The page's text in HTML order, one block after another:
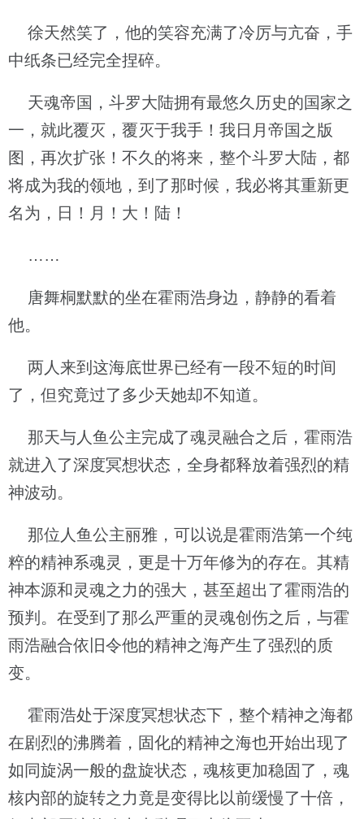
徐天然笑了，他的笑容充满了冷厉与亢奋，手
中纸条已经完全捏碎。
天魂帝国，斗罗大陆拥有最悠久历史的国家之
一，就此覆灭，覆灭于我手！我日月帝国之版
图，再次扩张！不久的将来，整个斗罗大陆，都
将成为我的领地，到了那时候，我必将其重新更
名为，日！月！大！陆！
……
唐舞桐默默的坐在霍雨浩身边，静静的看着
他。
两人来到这海底世界已经有一段不短的时间
了，但究竟过了多少天她却不知道。
那天与人鱼公主完成了魂灵融合之后，霍雨浩
就进入了深度冥想状态，全身都释放着强烈的精
神波动。
那位人鱼公主丽雅，可以说是霍雨浩第一个纯
粹的精神系魂灵，更是十万年修为的存在。其精
神本源和灵魂之力的强大，甚至超出了霍雨浩的
预判。在受到了那么严重的灵魂创伤之后，与霍
雨浩融合依旧令他的精神之海产生了强烈的质
变。
霍雨浩处于深度冥想状态下，整个精神之海都
在剧烈的沸腾着，固化的精神之海也开始出现了
如同旋涡一般的盘旋状态，魂核更加稳固了，魂
核内部的旋转之力竟是变得比以前缓慢了十倍，